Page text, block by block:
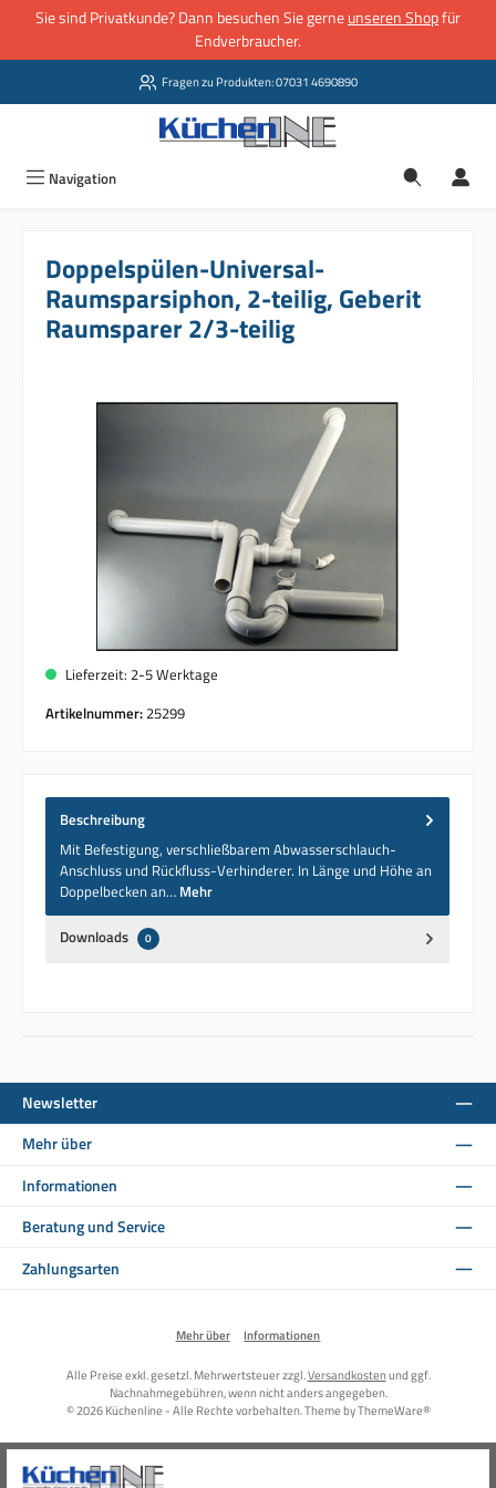
Zum Hauptinhalt springen
Sie sind Privatkunde? Dann besuchen Sie gerneunseren Shopfür
Endverbraucher.
Fragen zu Produkten: 07031 4690890
Navigation
Doppelspülen-Universal-
Raumsparsiphon, 2-teilig, Geberit
Raumsparer 2/3-teilig
Bildergalerie überspringen
Lieferzeit: 2-5 Werktage
Artikelnummer:25299
Beschreibung
Mit Befestigung, verschließbarem Abwasserschlauch-
Anschluss und Rückfluss-Verhinderer. In Länge und Höhe an
Doppelbecken an… Mehr
Downloads 0
Newsletter
Mehr über
Informationen
Beratung und Service
Zahlungsarten
Mehr über Informationen
Alle Preise exkl. gesetzl. Mehrwertsteuer zzgl.Versandkostenund ggf.
Nachnahmegebühren, wenn nicht anders angegeben.
© 2026 Küchenline - Alle Rechte vorbehalten. Theme byThemeWare®